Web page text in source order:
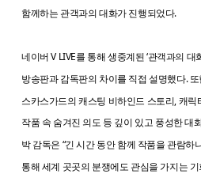
함께하는 관객과의 대화가 진행되었다.
네이버 V LIVE를 통해 생중계된 ‘관객과의
방송판과 감독판의 차이를 직접 설명했다.
스카스가드의 캐스팅 비하인드 스토리, 캐
작품 속 숨겨진 의도 등 깊이 있고 풍성한 대
박 감독은 “긴 시간 동안 함께 작품을 관람하
통해 세계 곳곳의 분쟁에도 관심을 가지는